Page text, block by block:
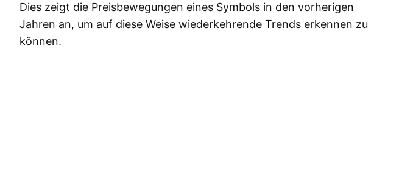
Dies zeigt die Preisbewegungen eines Symbols in den vorherigen
Jahren an, um auf diese Weise wiederkehrende Trends erkennen zu
können.